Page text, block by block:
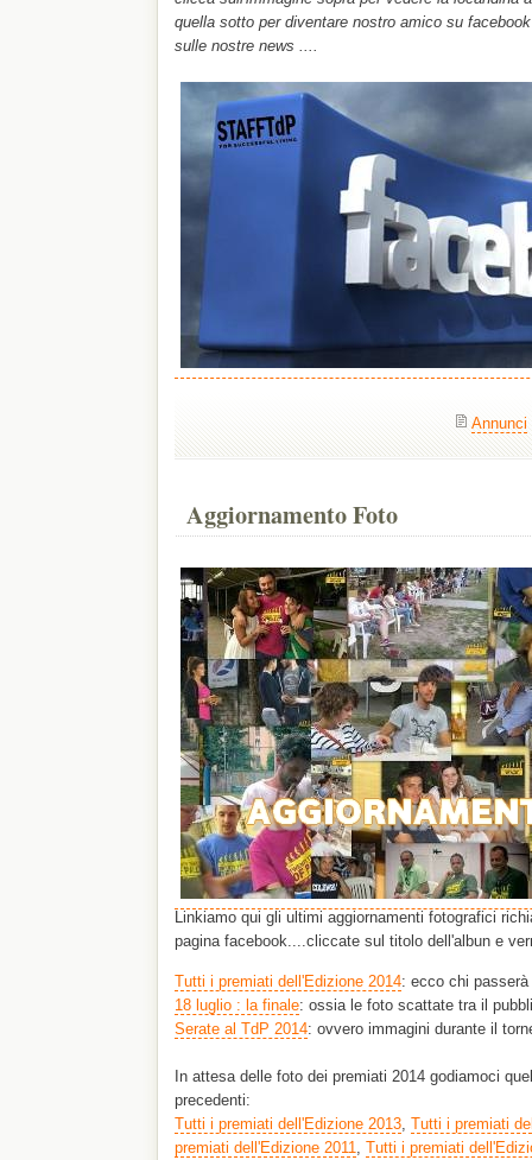
quella sotto per diventare nostro amico su
sulle nostre news ....
Annunci
Aggiornamento Foto
Linkiamo qui gli ultimi aggiornamenti fotografici
pagina facebook....cliccate sul titolo dell'albun e
Tutti i premiati dell'Edizione 2014: ecco chi
18 luglio : la finale: ossia le foto scattate tra il
Serate al TdP 2014: ovvero immagini durante il
In attesa delle foto dei premiati 2014 godiamoci
precedenti:
Tutti i premiati dell'Edizione 2013, Tutti i premiati
premiati dell'Edizione 2011
Tutti i premiati